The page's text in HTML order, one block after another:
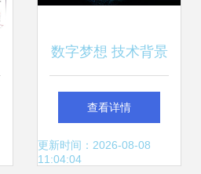
数字梦想 技术背景
与虚拟可视化融合
下的计算机科技未
查看详情
更新时间：2026-08-08
11:04:04